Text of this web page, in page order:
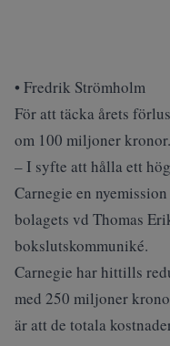
• Fredrik Strömholm
För att täcka årets
om 100 miljoner kronor.
– I syfte att hålla ett
Carnegie en
bolagets vd Thomas
bokslutskommuniké.
Carnegie har hittills
med 250 miljoner
är att de totala